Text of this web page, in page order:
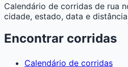
Calendário de corridas de rua
cidade, estado, data e
Encontrar corridas
Calendário de corridas